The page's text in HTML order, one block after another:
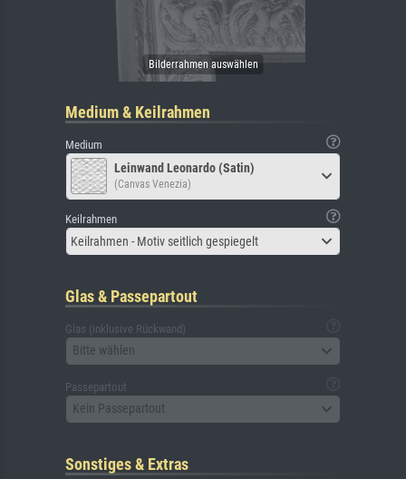
Medium & Keilrahmen
Medium
Leinwand Leonardo (Satin)
(Canvas Venezia)
Keilrahmen
Keilrahmen - Motiv seitlich gespiegelt
Glas & Passepartout
Glas (inklusive Rückwand)
Bitte wählen
Passepartout
Kein Passepartout
Sonstiges & Extras